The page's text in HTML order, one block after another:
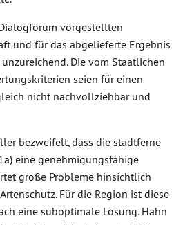
vorgestellten
und für das abgelieferte Ergebnis
Die vom Staatlichen
seien für einen
nicht nachvollziehbar und
bezweifelt, dass die stadtferne
eine genehmigungsfähige
große Probleme hinsichtlich
Für die Region ist diese
eine suboptimale Lösung. Hahn